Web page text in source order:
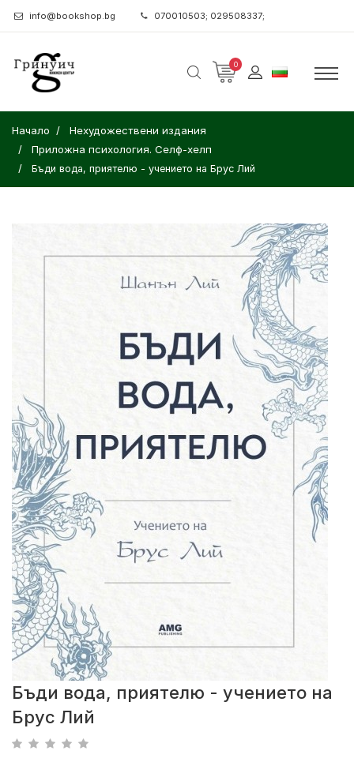
info@bookshop.bg 070010503; 029508337;
0
Начало
Нехудожествени издания
Приложна психология. Селф-хелп
Бъди вода, приятелю - учението на Брус Лий
Бъди вода, приятелю - учението на
Брус Лий